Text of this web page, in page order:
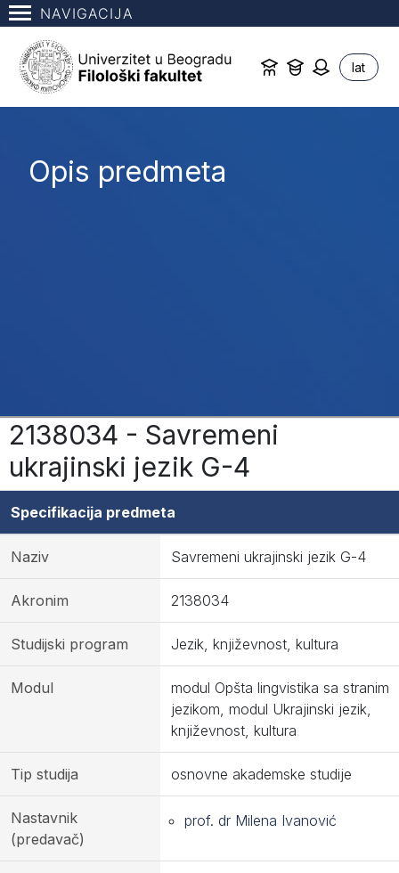
NAVIGACIJA
lat
Opis predmeta
2138034 - Savremeni
ukrajinski jezik G-4
Specifikacija predmeta
Naziv Savremeni ukrajinski jezik G-4
Akronim 2138034
Studijski program Jezik, književnost, kultura
Modul
modul Opšta lingvistika sa stranim
jezikom, modul Ukrajinski jezik,
književnost, kultura
Tip studija osnovne akademske studije
Nastavnik
(predavač)
prof. dr Milena Ivanović